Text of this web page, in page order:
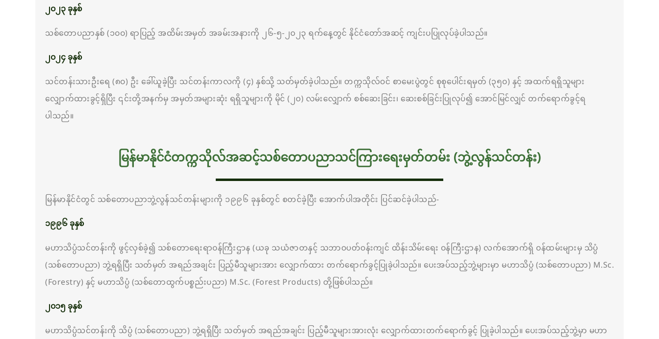
၂၀၂၃ ခုနှစ်
သစ်တောပညာနှစ် (၁၀၀) ရာပြည့် အထိမ်းအမှတ် အခမ်းအနားကို ၂၆-၅-၂၀၂၃ ရက်နေ့တွင် နိုင်ငံတော်အဆင့် ကျင်းပပြုလုပ်ခဲ့ပါသည်။
၂၀၂၄ ခုနှစ်
သင်တန်းသားဦးရေ (၈၀) ဦး ခေါ်ယူခဲ့ပြီး သင်တန်းကာလကို (၄) နှစ်သို့ သတ်မှတ်ခဲ့ပါသည်။ တက္ကသိုလ်ဝင် စာမေးပွဲတွင် စုစုပေါင်းရမှတ် (၃၅၀) နှင့် အထက်ရရှိသူများ
လျှောက်ထားခွင့်ရှိပြီး ၎င်းတို့အနက်မှ အမှတ်အများဆုံး ရရှိသူများကို မိုင် (၂၀) လမ်းလျှောက် စစ်ဆေးခြင်း၊ ဆေးစစ်ခြင်းပြုလုပ်၍ အောင်မြင်လျှင် တက်ရောက်ခွင့်ရ
ပါသည်။
မြန်မာနိုင်ငံတက္ကသိုလ်အဆင့်သစ်တောပညာသင်ကြားရေးမှတ်တမ်း (ဘွဲ့လွန်သင်တန်း)
မြန်မာနိုင်ငံတွင် သစ်တောပညာဘွဲ့လွန်သင်တန်းများကို ၁၉၉၆ ခုနှစ်တွင် စတင်ခဲ့ပြီး အောက်ပါအတိုင်း ပြင်ဆင်ခဲ့ပါသည်-
၁၉၉၆ ခုနှစ်
မဟာသိပ္ပံသင်တန်းကို ဖွင့်လှစ်ခဲ့၍ သစ်တောရေးရာဝန်ကြီးဌာန (ယခု သယံဇာတနှင့် သဘာဝပတ်ဝန်းကျင် ထိန်းသိမ်းရေး ဝန်ကြီးဌာန) လက်အောက်ရှိ ဝန်ထမ်းများမှ သိပ္ပံ
(သစ်တောပညာ) ဘွဲ့ရရှိပြီး သတ်မှတ် အရည်အချင်း ပြည့်မီသူများအား လျှောက်ထား တက်ရောက်ခွင့်ပြုခဲ့ပါသည်။ ပေးအပ်သည့်ဘွဲ့များမှာ မဟာသိပ္ပံ (သစ်တောပညာ) M.Sc.
(Forestry) နှင့် မဟာသိပ္ပံ (သစ်တောထွက်ပစ္စည်းပညာ) M.Sc. (Forest Products) တို့ဖြစ်ပါသည်။
၂၀၁၅ ခုနှစ်
မဟာသိပ္ပံသင်တန်းကို သိပ္ပံ (သစ်တောပညာ) ဘွဲ့ရရှိပြီး သတ်မှတ် အရည်အချင်း ပြည့်မီသူများအားလုံး လျှောက်ထားတက်ရောက်ခွင့် ပြုခဲ့ပါသည်။ ပေးအပ်သည့်ဘွဲ့မှာ မဟာ